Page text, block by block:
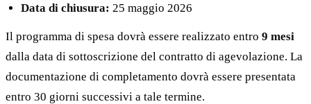
Data di chiusura: 25 maggio 2026
Il programma di spesa dovrà essere realizzato entro 9 mesi
dalla data di sottoscrizione del contratto di agevolazione. La
documentazione di completamento dovrà essere presentata
entro 30 giorni successivi a tale termine.